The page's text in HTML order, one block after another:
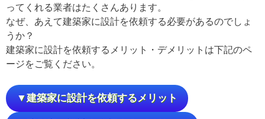
ってくれる業者はたくさんあります。
なぜ、あえて建築家に設計を依頼する必要があるのでしょ
うか？
建築家に設計を依頼するメリット・デメリットは下記のペ
ージをご覧ください。
▼建築家に設計を依頼するメリット